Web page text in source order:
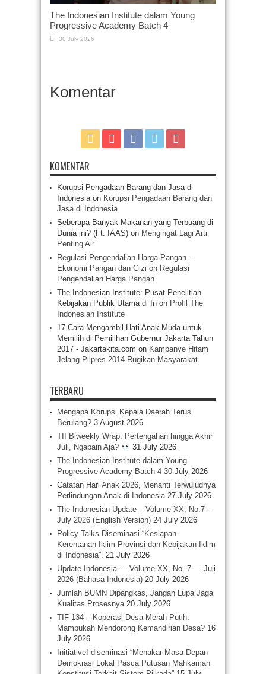
The Indonesian Institute dalam Young
Progressive Academy Batch 4
30 July 2026
Komentar
KOMENTAR
Korupsi Pengadaan Barang dan Jasa di
Indonesiaon Korupsi Pengadaan Barang dan
Jasa di Indonesia
Seberapa Banyak Makanan yang Terbuang di
Dunia ini? (Ft. IAAS) on Mengingat Lagi Arti
Penting Air
Regulasi Pengendalian Harga Pangan –
Ekonomi Pangan dan Gizi on Regulasi
Pengendalian Harga Pangan
The Indonesian Institute: Pusat Penelitian
Kebijakan Publik Utama di In on Profil The
Indonesian Institute
17 Cara Mengambil Hati Anak Muda untuk
Memilih di Pemilihan Gubernur Jakarta Tahun
2017 - Jakartakita.com on Kampanye Hitam
Jelang Pilpres 2014 Rugikan Masyarakat
TERBARU
Mengapa Korupsi Kepala Daerah Terus
Berulang? 3 August 2026
TII Biweekly Wrap: Pertengahan hingga Akhir
Juli, Ngapain Aja?
31 July 2026
The Indonesian Institute dalam Young
Progressive Academy Batch 4 30 July 2026
Catatan Hari Anak 2026, Menanti Terwujudnya
Perlindungan Anak di Indonesia 27 July 2026
The Indonesian Update – Volume XX, No.7 –
July 2026 (English Version) 24 July 2026
Policy Talks Diseminasi “Kesiapan-
Kerentanan Iklim Provinsi dan Kebijakan Iklim
di Indonesia”. 21 July 2026
Update Indonesia — Volume XX, No. 7 — Juli
2026 (Bahasa Indonesia) 20 July 2026
Jumlah BUMN Dipangkas, Jangan Lupa Jaga
Kualitas Prosesnya 20 July 2026
TIF 134 – Koperasi Desa Merah Putih:
Mampukah Mendorong Kemandirian Desa? 16
July 2026
Initiative! diseminasi “Menakar Masa Depan
Demokrasi Lokal Pasca Putusan Mahkamah